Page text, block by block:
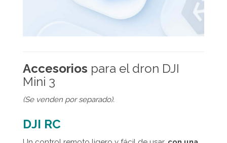
Accesorios para el dron DJI
Mini 3
(Se venden por separado).
DJI RC